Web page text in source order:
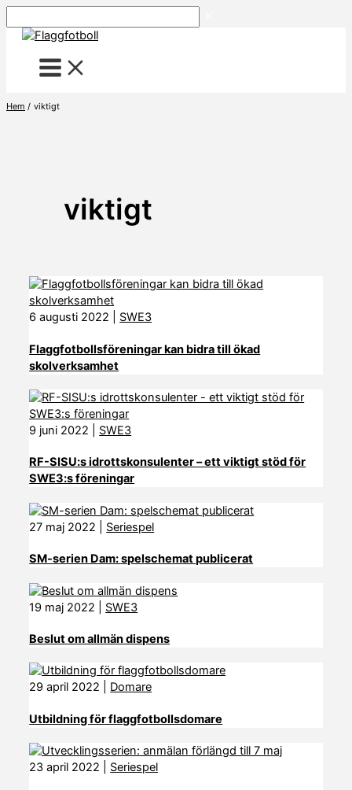
till
Hem viktigt
viktigt
6 augusti 2022 SWE3
Flaggfotbollsföreningar kan bidra till ökad
skolverksamhet
9 juni 2022 SWE3
RF-SISU:s idrottskonsulenter – ett viktigt stöd för
SWE3:s föreningar
27 maj 2022 Seriespel
SM-serien Dam: spelschemat publicerat
19 maj 2022 SWE3
Beslut om allmän dispens
29 april 2022 Domare
Utbildning för flaggfotbollsdomare
23 april 2022 Seriespel